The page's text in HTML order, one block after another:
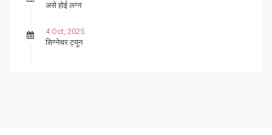
असे होई लग्न
4 Oct, 2025
सिग्नेचर ट्यून